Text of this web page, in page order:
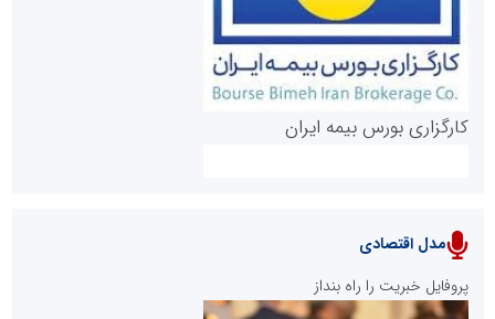
پایگاه خبری نهضت ملی مسکن
کارگزاری بورس بیمه ایران
مدل اقتصادی
پروفایل خبریت را راه بنداز